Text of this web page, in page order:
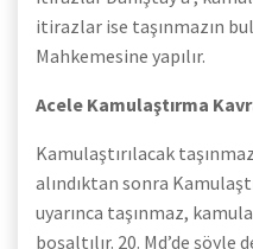
itirazlar ise taşınmazın
Mahkemesine yapılır.
Acele Kamulaştırma
Kamulaştırılacak
alındıktan sonra
uyarınca taşınmaz,
boşaltılır. 20. Md’de şöyle